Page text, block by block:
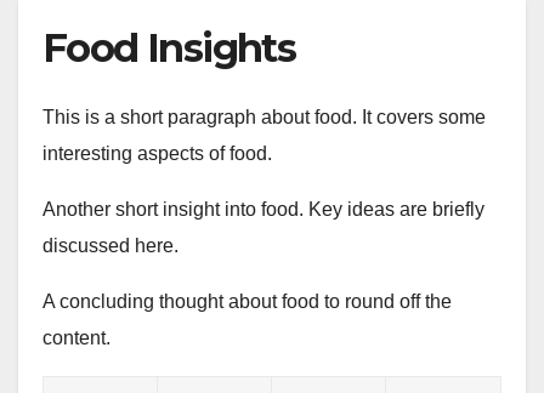
Food Insights
This is a short paragraph about food. It covers some
interesting aspects of food.
Another short insight into food. Key ideas are briefly
discussed here.
A concluding thought about food to round off the
content.